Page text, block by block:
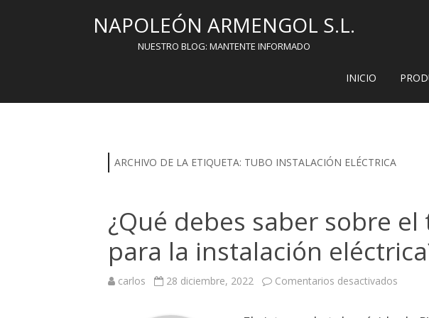
NAPOLEÓN ARMENGOL S.L.
NUESTRO BLOG: MANTENTE INFORMADO
INICIO
ARCHIVO DE LA ETIQUETA: TUBO INSTALACIÓN ELÉCTRICA
¿Qué debes saber sobre el
para la instalación
carlos 28 diciembre, 2022 Comentarios desactivados